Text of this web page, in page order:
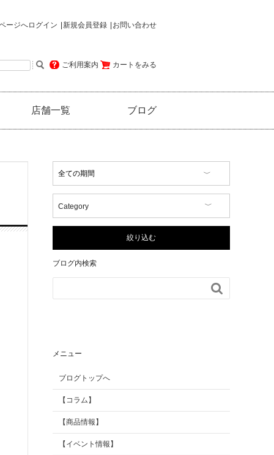
ージへログイン 新規会員登録 お問い合わせ
ご利用案内 カートをみる
店舗一覧 ブログ
Category
【商品情報】
AGILITY Affa(アジリテ
ィ アファ)
絞り込む
ブログ内検索

メニュー
ブログトップへ
【コラム】
【商品情報】
【イベント情報】